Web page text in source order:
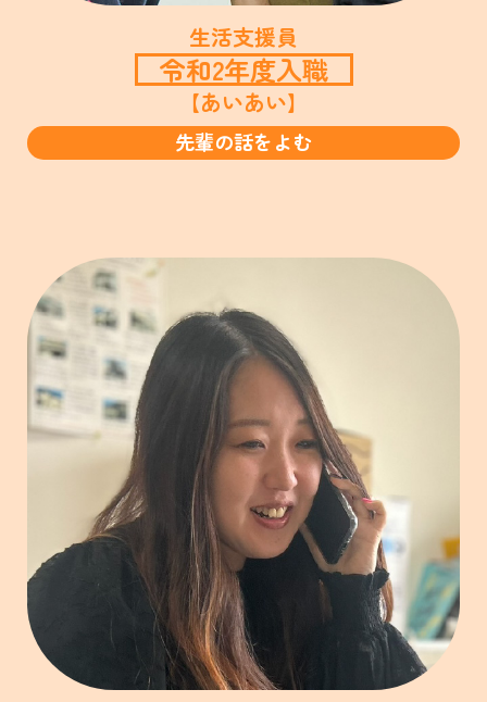
生活支援員
令和2年度入職
【あいあい】
先輩の話をよむ